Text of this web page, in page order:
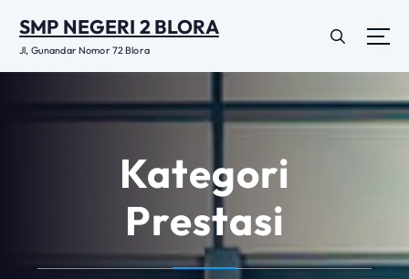
a
SMP NEGERI 2 BLORA
Jl, Gunandar Nomor 72 Blora
Kategori
Prestasi